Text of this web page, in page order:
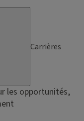
Carrières
les opportunités,